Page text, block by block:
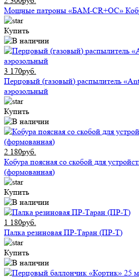
Мощные патроны «БАМ-CR+ОС»
Купить
3 170руб.
Перцовый (газовый) распылитель
аэрозольный
Купить
2 180руб.
Кобура поясная со скобой для
(формованная)
Купить
1 180руб.
Палка резиновая ПР-Таран (ПР-Т)
Купить